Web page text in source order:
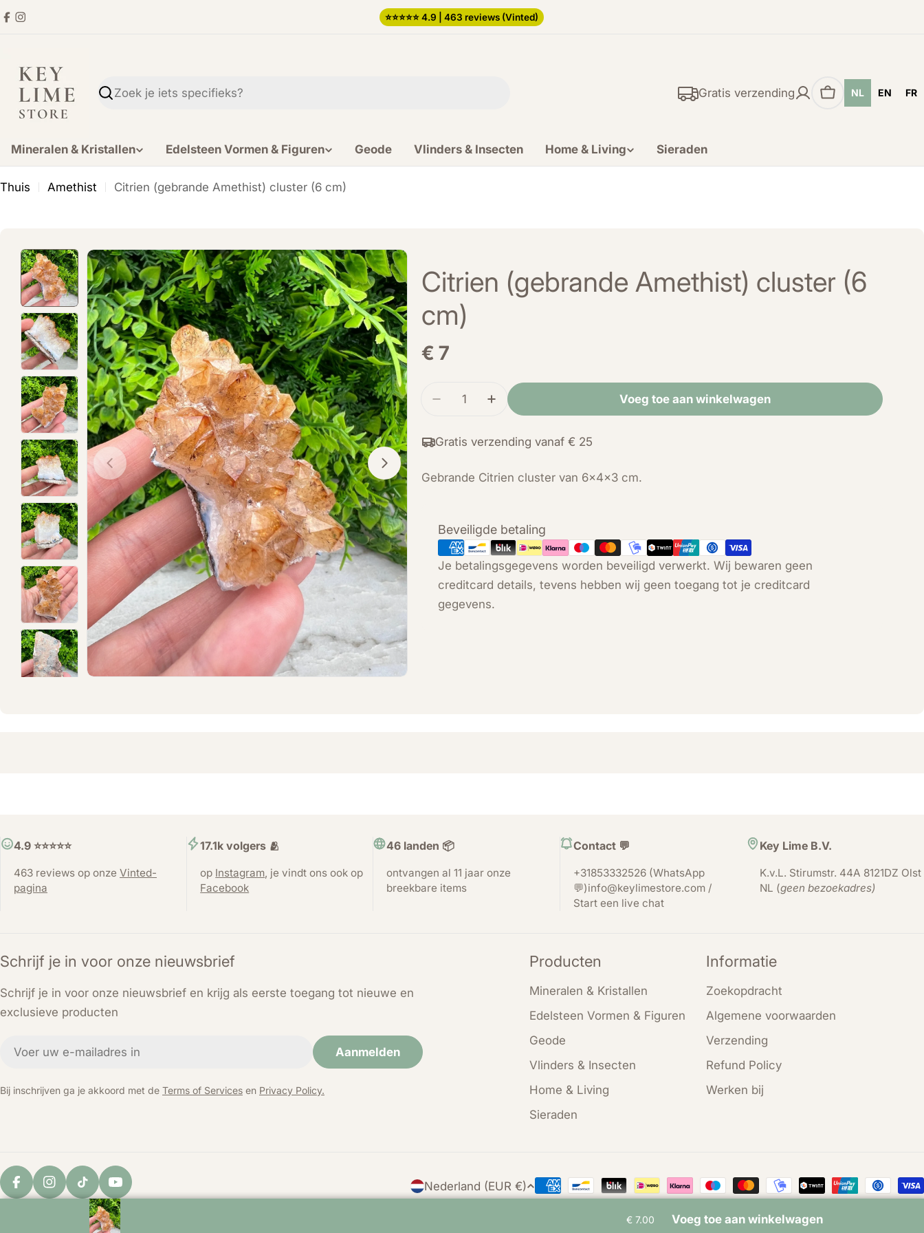
Ga
inhoud
Facebook
Instagram
⭐️⭐️⭐️⭐️⭐️ 4.9 | 463 reviews (Vinted)
Zoekopdracht
Gratis verzending
Winkelwagen
NL EN FR
Mineralen & Kristallen Edelsteen Vormen & Figuren Geode Vlinders & Insecten Home & Living Sieraden
Thuis Amethist Citrien (gebrande Amethist) cluster (6 cm)
Open media 0 in modal Open media 1 in modal
Citrien (gebrande Amethist) cluster (6
cm)
Normale
€ 7
Hoeveelheid
Verminder de hoeveelheid voor Citrien (gebrande Amethist) cluster (6 cm)
Verhoog de hoeveelheid voor Citrien (gebrande Amethist) cluster (6 cm)
Voeg toe aan winkelwagen
Gratis verzending vanaf € 25
Gebrande Citrien cluster van 6x4x3 cm.
Beveiligde betaling
Betaalmethoden
Je betalingsgegevens worden beveiligd verwerkt. Wij bewaren geen
creditcard details, tevens hebben wij geen toegang tot je creditcard
gegevens.
4.9 ⭐️⭐️⭐️⭐️⭐️
463 reviews op onze Vinted-
pagina
17.1k volgers 🫂
op Instagram, je vindt ons ook op
Facebook
46 landen 📦
ontvangen al 11 jaar onze
breekbare items
Contact 💬
+31853332526 (WhatsApp
💬)info@keylimestore.com /
Start een live chat
Key Lime B.V.
K.v.L. Stirumstr. 44A 8121DZ Olst
NL (geen bezoekadres)
Schrijf je in voor onze nieuwsbrief
Schrijf je in voor onze nieuwsbrief en krijg als eerste toegang tot nieuwe en
exclusieve producten
Aanmelden
Bij inschrijven ga je akkoord met de Terms of Services en Privacy Policy.
Producten
Mineralen & Kristallen
Edelsteen Vormen & Figuren
Geode
Vlinders & Insecten
Home & Living
Sieraden
Informatie
Zoekopdracht
Algemene voorwaarden
Verzending
Refund Policy
Werken bij
L
Nederland (EUR €) Betaalmethoden
FacebookInstagram
TikTokYouTube
KEY LIME STORE
€ 7.00 Voeg toe aan winkelwagen